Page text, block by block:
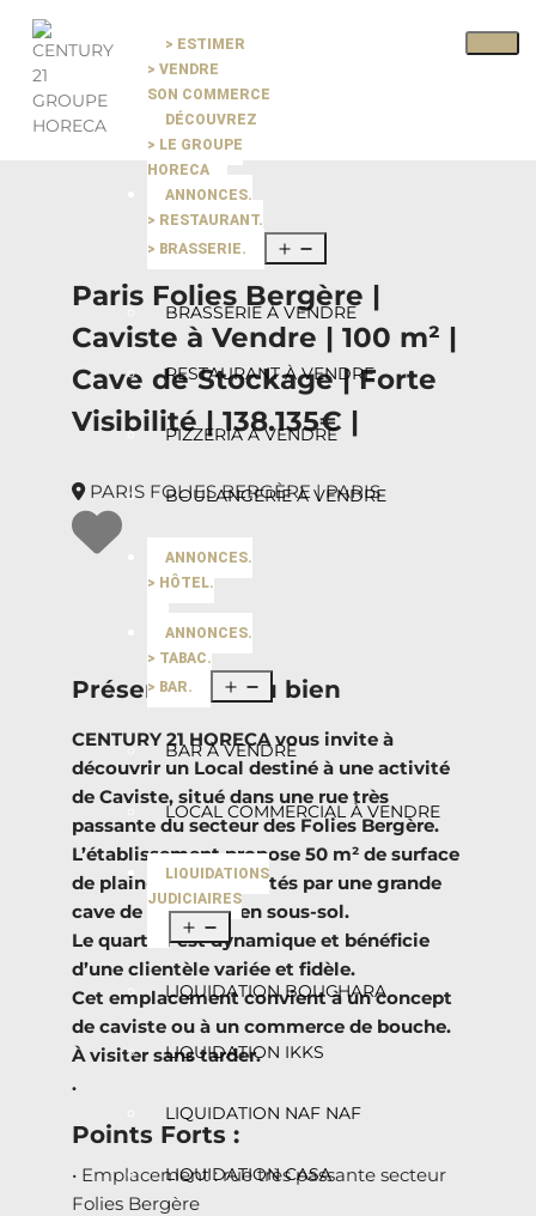
> ESTIMER
> VENDRE
SON COMMERCE
DÉCOUVREZ
> LE GROUPE
HORECA
ANNONCES.
> RESTAURANT.
> BRASSERIE.
BRASSERIE À VENDRE
RESTAURANT À VENDRE
PIZZERIA À VENDRE
BOULANGERIE À VENDRE
ANNONCES.
> HÔTEL.
ANNONCES.
> TABAC.
> BAR.
BAR À VENDRE
LOCAL COMMERCIAL À VENDRE
LIQUIDATIONS
JUDICIAIRES
LIQUIDATION BOUCHARA
LIQUIDATION IKKS
LIQUIDATION NAF NAF
LIQUIDATION CASA
Pause slide rotation
Resume slide rotation
Previous slide
Paris Folies Bergère |
Caviste à Vendre | 100 m² |
Cave de Stockage | Forte
Visibilité | 138.135€ |
PARIS FOLIES BERGÈRE | PARIS
Présentation du bien
CENTURY 21 HORECA vous invite à
découvrir un Local destiné à une activité
de Caviste, situé dans une rue très
passante du secteur des Folies Bergère.
L’établissement propose 50 m² de surface
de plain-pied complétés par une grande
cave de stockage en sous-sol.
Le quartier est dynamique et bénéficie
d’une clientèle variée et fidèle.
Cet emplacement convient à un concept
de caviste ou à un commerce de bouche.
À visiter sans tarder.
.
Points Forts :
• Emplacement : rue très passante secteur
Folies Bergère